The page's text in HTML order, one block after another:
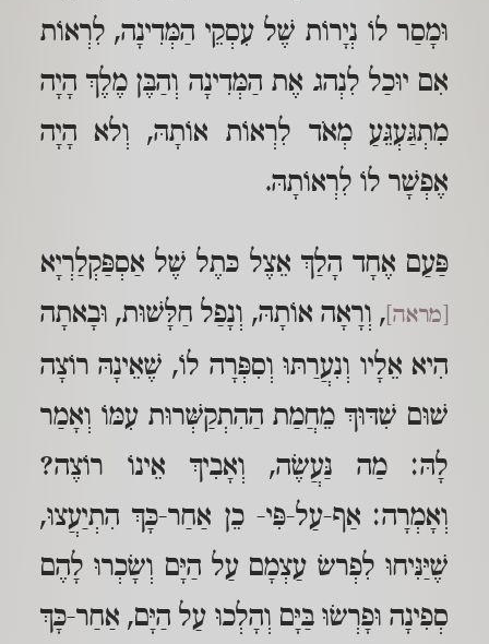
וּמָסַר לוֹ נְיָרוֹת שֶׁל עִסְקֵי הַמְּדִינָה, לִרְאוֹת
אִם יוּכַל לִנְהג אֶת הַמְּדִינָה וְהַבֶּן מֶלֶךְ הָיָה
מִתְגַּעְגֵּעַ מְאֹד לִרְאוֹת אוֹתָהּ, וְלא הָיָה
אֶפְשָׁר לוֹ לִרְאוֹתָהּ.
פַּעַם אֶחָד הָלַךְ אֵצֶל כּתֶל שֶׁל אַסְפַּקְלַרְיָא
[מראה] , וְרָאָה אוֹתָהּ, וְנָפַל חַלָּשׁוּת, וּבָאתָה
הִיא אֵלָיו וְנִעֲרַתּוּ וְסִפְּרָה לוֹ, שֶׁאֵינָהּ רוֹצָה
שׁוּם שִׁדּוּךְ מֵחֲמַת הַהִתְקַשְּׁרוּת עִמּוֹ וְאָמַר
לָהּ: מַה נַּעֲשֶׂה, וְאָבִיךְ אֵינוֹ רוֹצֶה?
וְאָמְרָה: אַף-עַל-פִּי- כֵן אַחַר-כָּךְ הִתְיַעֲצוּ,
שֶׁיַּנִּיחוּ לִפְרשׂ עַצְמָם עַל הַיָּם וְשָׂכְרוּ לָהֶם
סְפִינָה וּפָרְשׂוּ בַּיָּם וְהָלְכוּ עַל הַיָּם, אַחַר-כָּךְ